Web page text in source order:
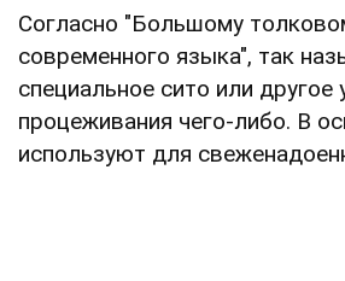
Согласно "Большому
современного языка", так
специальное сито или другое
процеживания чего-либо. В
используют для